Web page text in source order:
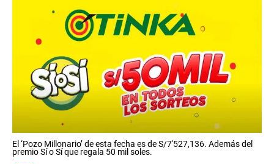
El ‘Pozo Millonario’ de esta fecha es de S/7′527,136. Además del
premio Sí o Sí que regala 50 mil soles.